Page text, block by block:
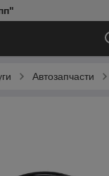
Автозапчасти